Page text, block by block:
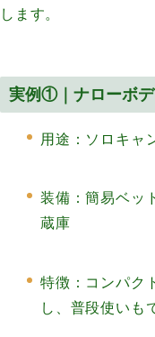
します。
実例①｜ナローボ
用途：ソロキャ
装備：簡易ベッ
蔵庫
特徴：コンパク
し、普段使いも